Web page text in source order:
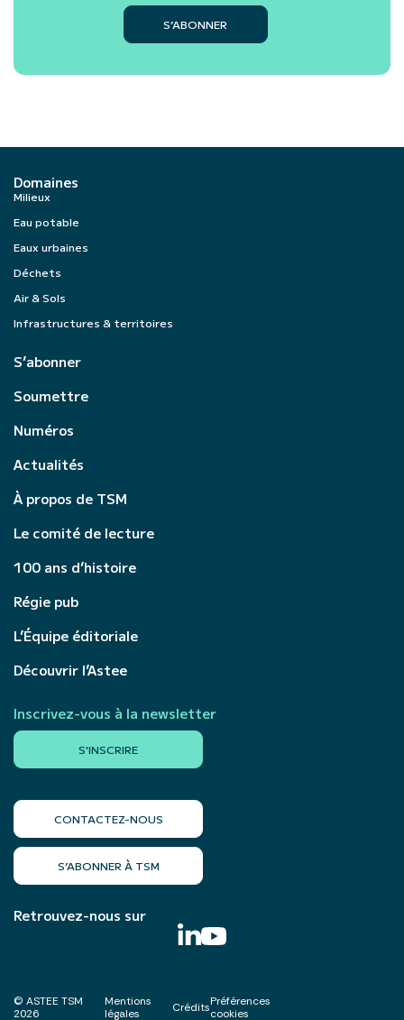
S’ABONNER
Domaines
Milieux
Eau potable
Eaux urbaines
Déchets
Air & Sols
Infrastructures & territoires
S’abonner
Soumettre
Numéros
Actualités
À propos de TSM
Le comité de lecture
100 ans d’histoire
Régie pub
L’Équipe éditoriale
Découvrir l’Astee
Inscrivez-vous à la newsletter
S'INSCRIRE
CONTACTEZ-NOUS
S’ABONNER À TSM
Retrouvez-nous sur
© ASTEE TSM
2026
Mentions
légales
CréditsPréférences
cookies